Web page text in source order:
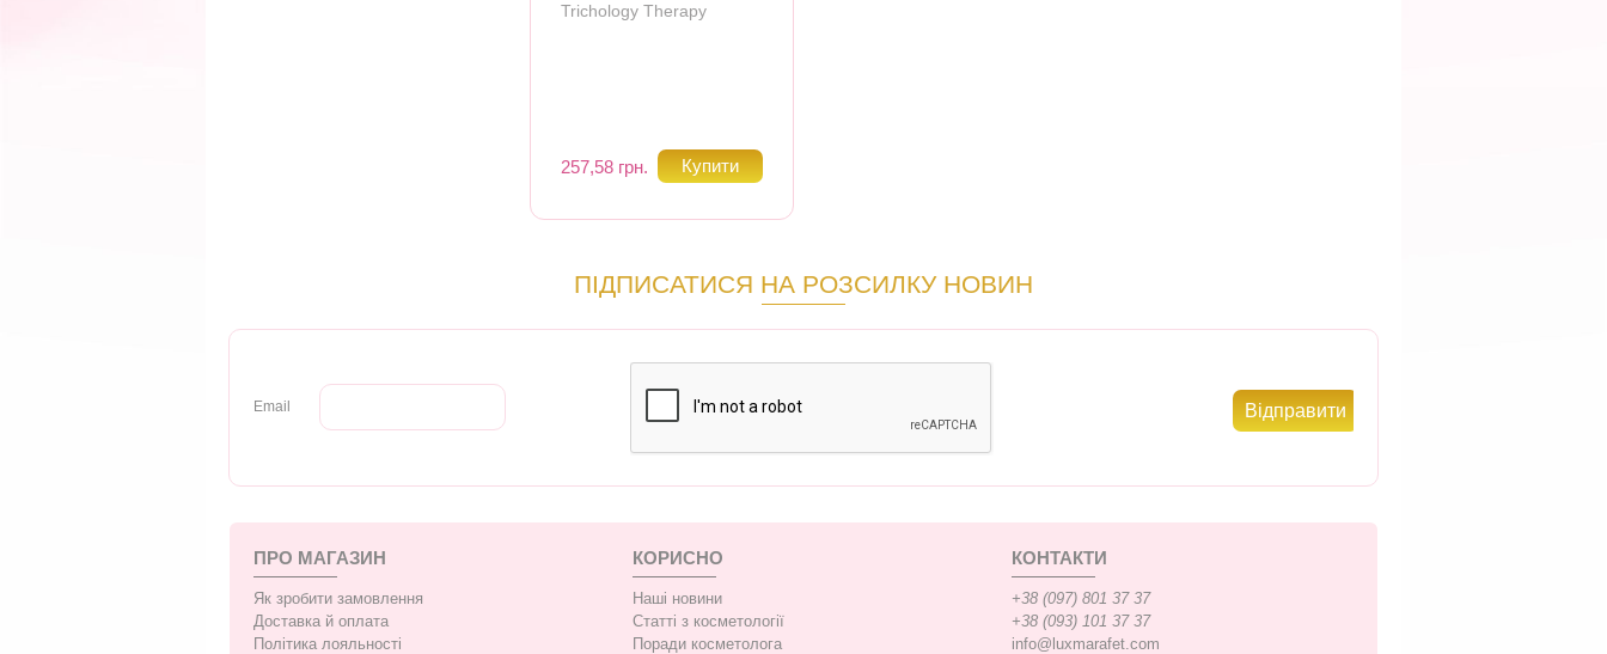
Trichology Therapy
257,58 грн.
ПІДПИСАТИСЯ НА РОЗСИЛКУ НОВИН
Email
ПРО МАГАЗИН
Як зробити замовлення
Доставка й оплата
Політика лояльності
КОРИСНО
Наші новини
Статті з косметології
Поради косметолога
КОНТАКТИ
+38 (097) 801 37 37
+38 (093) 101 37 37
info@luxmarafet.com